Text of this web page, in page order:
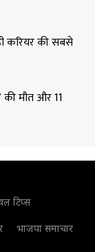
करियर की सबसे
की मौत और 11
टिप्स
भाजपा समाचार